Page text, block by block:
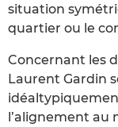
situation
quartier ou le
Concernant les
Laurent Gardin
l’alignement au